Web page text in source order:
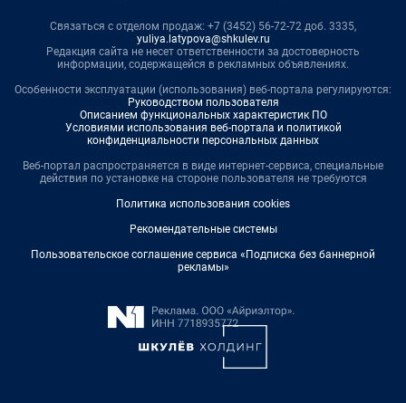
Связаться с отделом продаж: +7 (3452) 56-72-72 доб. 3335,
yuliya.latypova@shkulev.ru
Редакция сайта не несет ответственности за достоверность
информации, содержащейся в рекламных объявлениях.
Особенности эксплуатации (использования) веб-портала регулируются:
Руководством пользователя
Описанием функциональных характеристик ПО
Условиями использования веб-портала и политикой
конфиденциальности персональных данных
Веб-портал распространяется в виде интернет-сервиса, специальные
действия по установке на стороне пользователя не требуются
Политика использования cookies
Рекомендательные системы
Пользовательское соглашение сервиса «Подписка без баннерной
рекламы»